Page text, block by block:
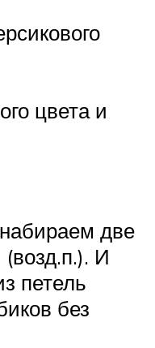
цвета и
две
И
петель
без